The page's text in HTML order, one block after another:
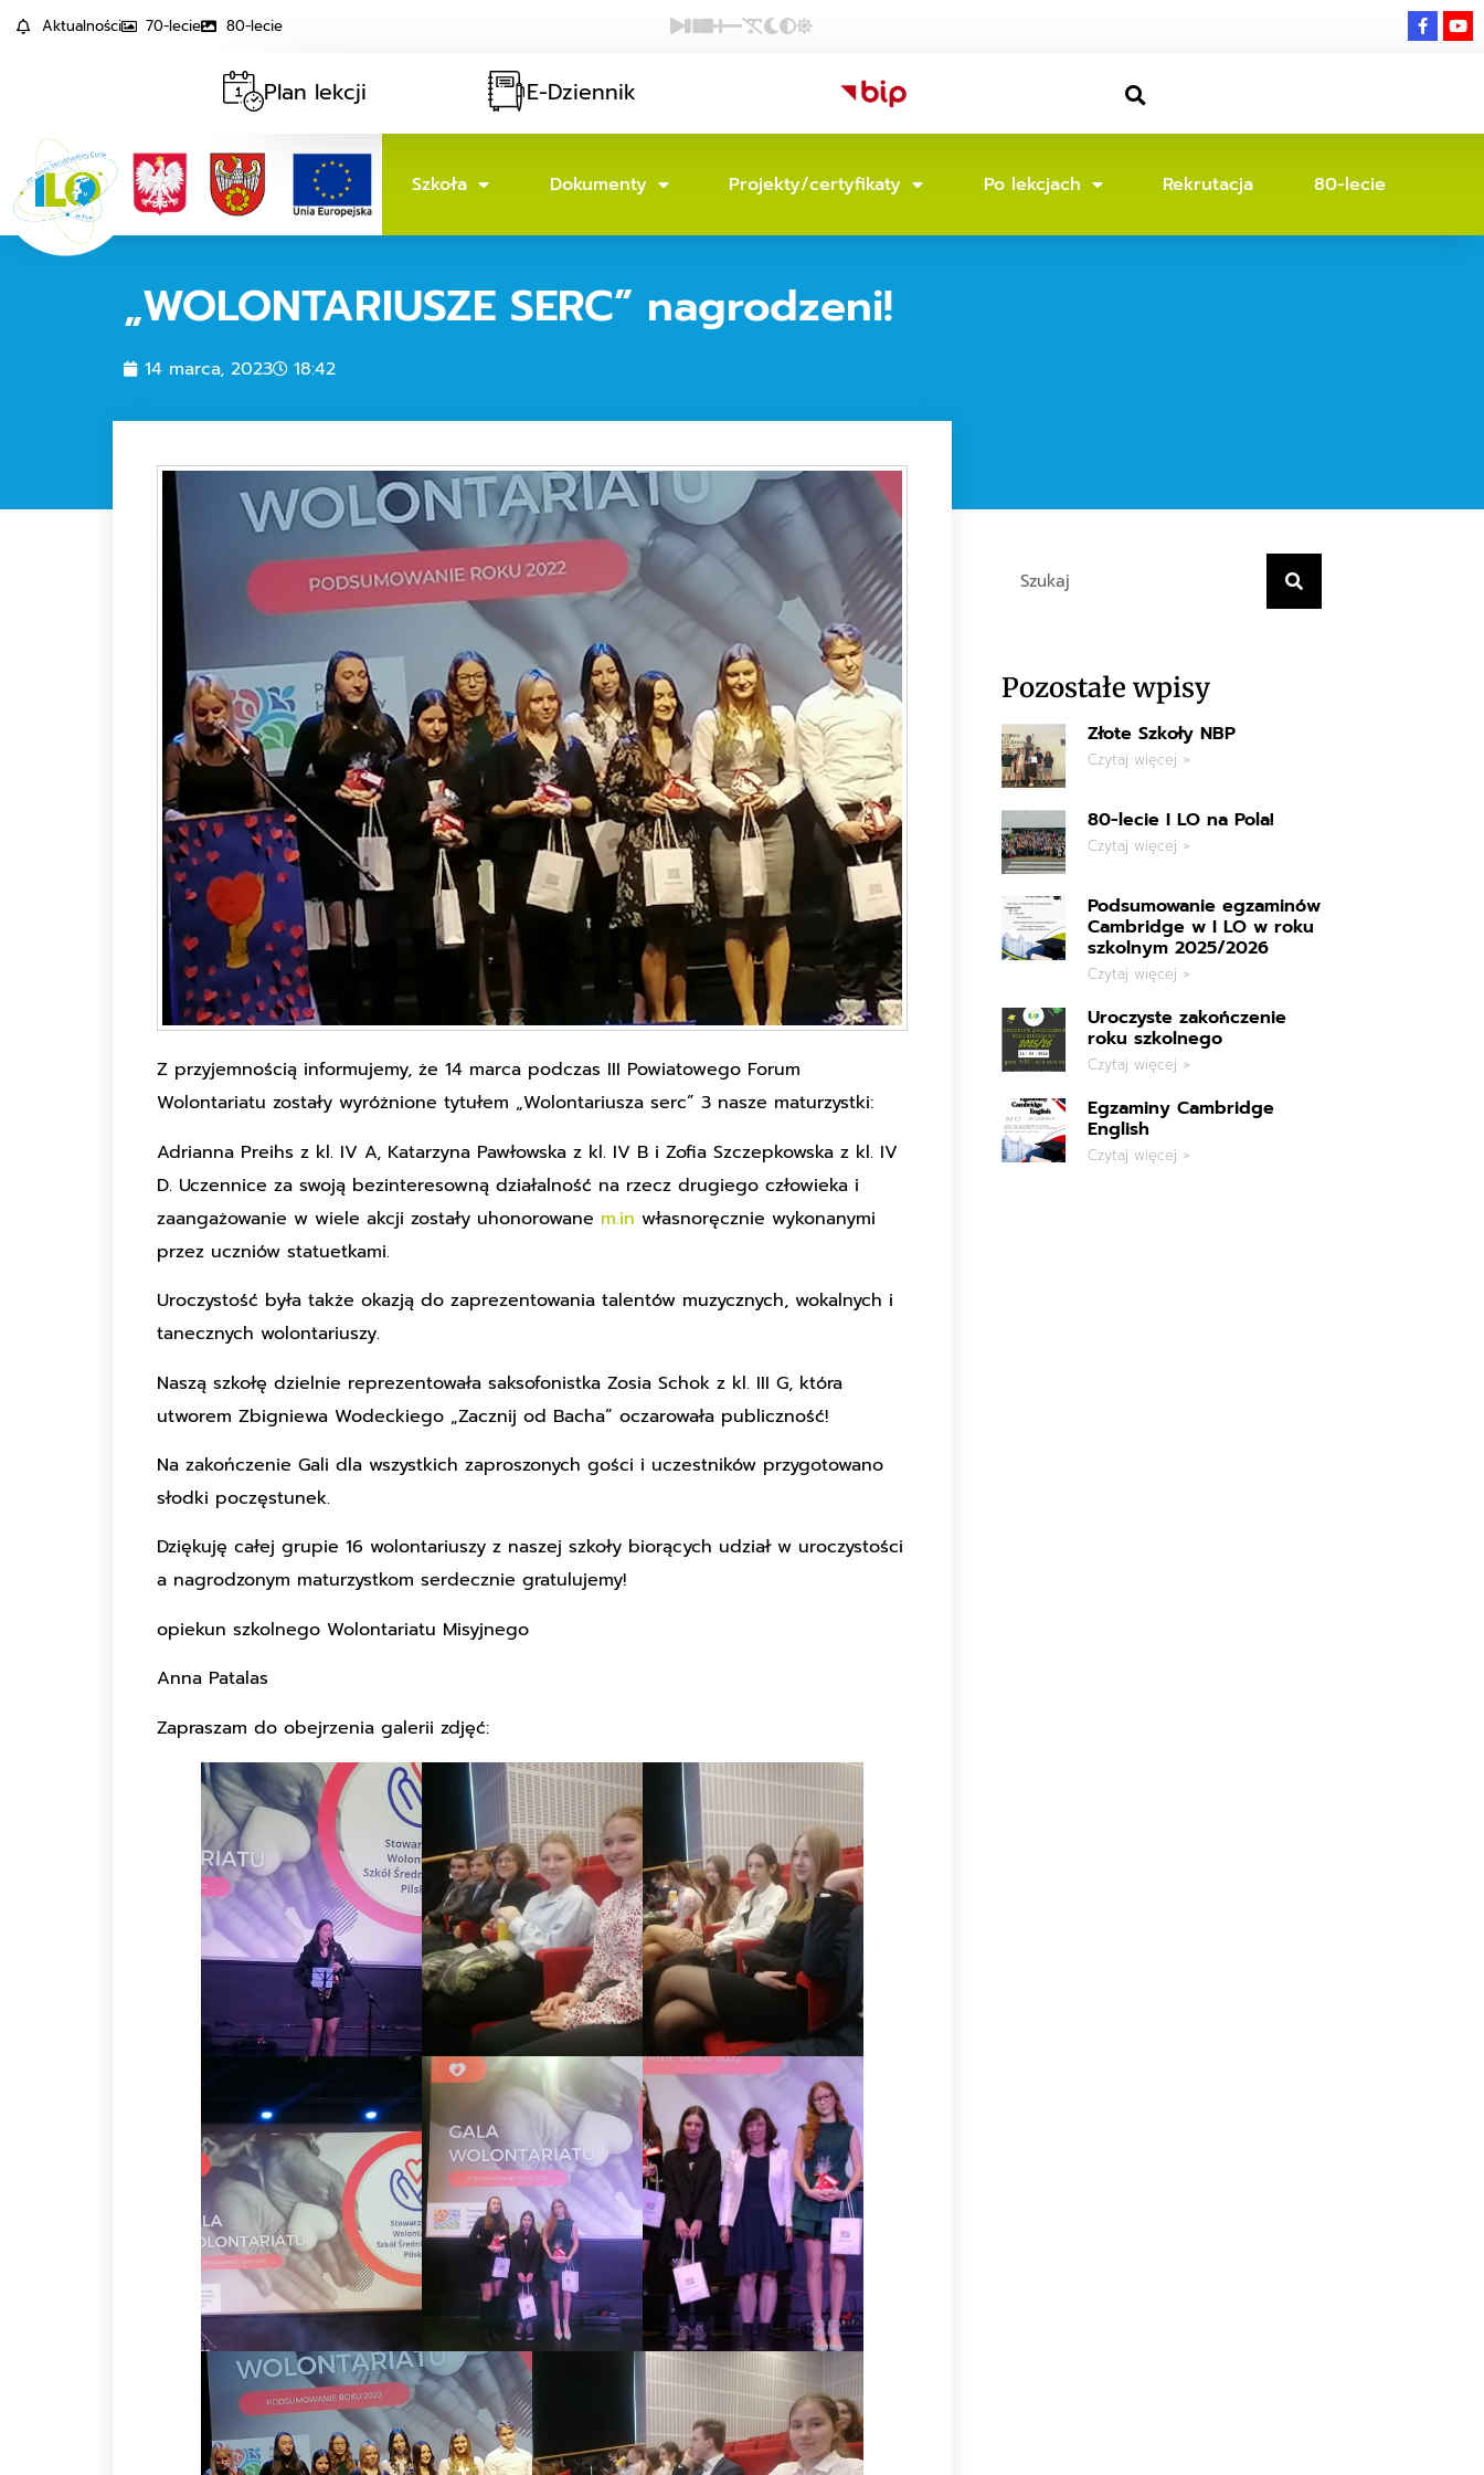
Aktualności 70-lecie 80-lecie
Plan lekcji E-Dziennik
Szkoła Dokumenty Projekty/certyfikaty Po lekcjach Rekrutacja 80-lecie
„WOLONTARIUSZE SERC” nagrodzeni!
14 marca, 2023 18:42
Z przyjemnością informujemy, że 14 marca podczas III Powiatowego Forum
Wolontariatu zostały wyróżnione tytułem „Wolontariusza serc” 3 nasze maturzystki:
Adrianna Preihs z kl. IV A, Katarzyna Pawłowska z kl. IV B i Zofia Szczepkowska z kl. IV
D. Uczennice za swoją bezinteresowną działalność na rzecz drugiego człowieka i
zaangażowanie w wiele akcji zostały uhonorowane m.in własnoręcznie wykonanymi
przez uczniów statuetkami.
Uroczystość była także okazją do zaprezentowania talentów muzycznych, wokalnych i
tanecznych wolontariuszy.
Naszą szkołę dzielnie reprezentowała saksofonistka Zosia Schok z kl. III G, która
utworem Zbigniewa Wodeckiego „Zacznij od Bacha” oczarowała publiczność!
Na zakończenie Gali dla wszystkich zaproszonych gości i uczestników przygotowano
słodki poczęstunek.
Dziękuję całej grupie 16 wolontariuszy z naszej szkoły biorących udział w uroczystości
a nagrodzonym maturzystkom serdecznie gratulujemy!
opiekun szkolnego Wolontariatu Misyjnego
Anna Patalas
Zapraszam do obejrzenia galerii zdjęć:
Pozostałe wpisy
Złote Szkoły NBP
Czytaj więcej »
80-lecie I LO na Pola!
Czytaj więcej »
Podsumowanie egzaminów
Cambridge w I LO w roku
szkolnym 2025/2026
Czytaj więcej »
Uroczyste zakończenie
roku szkolnego
Czytaj więcej »
Egzaminy Cambridge
English
Czytaj więcej »